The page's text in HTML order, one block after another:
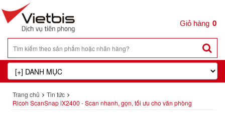
0
Trang chủ
Tin tức
Ricoh ScanSnap iX2400 - Scan nhanh, gọn, tối ưu cho văn phòng